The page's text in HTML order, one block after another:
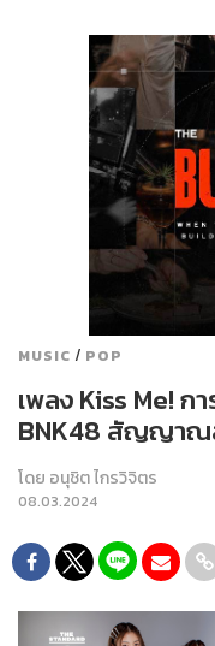
MUSIC / POP
เพลง Kiss Me!
BNK48 สัญญาณ
โดย อนุชิต ไกรวิจิตร
08.03.2024